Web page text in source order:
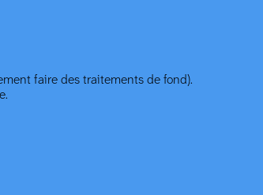
faire des traitements de fond).